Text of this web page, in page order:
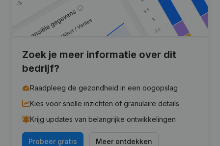
Zoek je meer informatie over dit
bedrijf?
Raadpleeg de gezondheid in een oogopslag
Kies voor snelle inzichten of granulaire details
Krijg updates van belangrijke ontwikkelingen
Probeer gratis Meer ontdekken